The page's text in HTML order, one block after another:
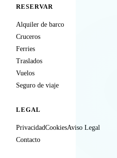
RESERVAR
Alquiler de barco
Cruceros
Ferries
Traslados
Vuelos
Seguro de viaje
LEGAL
PrivacidadCookiesAviso Legal
Contacto